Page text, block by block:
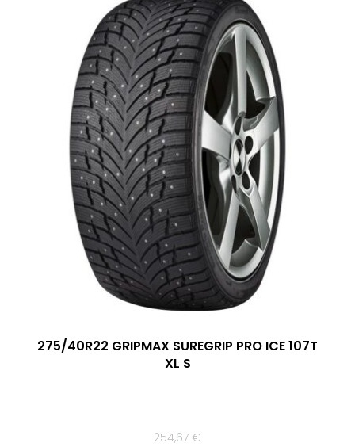
275/40R22 GRIPMAX SUREGRIP PRO ICE 107T
XL S
254,67 €